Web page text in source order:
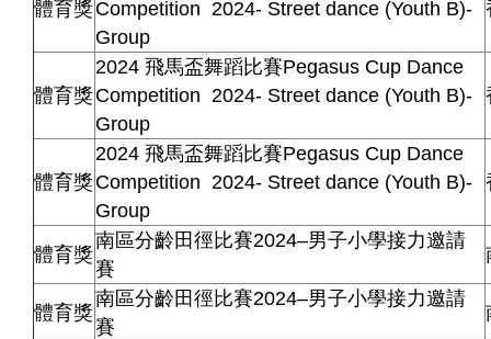
體育獎 Competition 2024- Street dance (Youth B)-
Group
體育獎
2024 飛馬盃舞蹈比賽Pegasus Cup Dance
Competition 2024- Street dance (Youth B)-
Group
體育獎
2024 飛馬盃舞蹈比賽Pegasus Cup Dance
Competition 2024- Street dance (Youth B)-
Group
體育獎
南區分齡田徑比賽2024–男子小學接力邀請
賽
體育獎
南區分齡田徑比賽2024–男子小學接力邀請
賽